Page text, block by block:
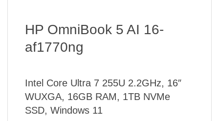
HP OmniBook 5 AI 16-
af1770ng
Intel Core Ultra 7 255U 2.2GHz, 16″
WUXGA, 16GB RAM, 1TB NVMe
SSD, Windows 11